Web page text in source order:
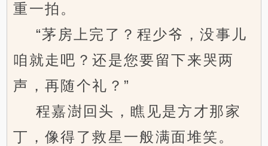
重一拍。
“茅房上完了？程少爷，没事儿
咱就走吧？还是您要留下来哭两
声，再随个礼？”
程嘉澍回头，瞧见是方才那家
丁，像得了救星一般满面堆笑。